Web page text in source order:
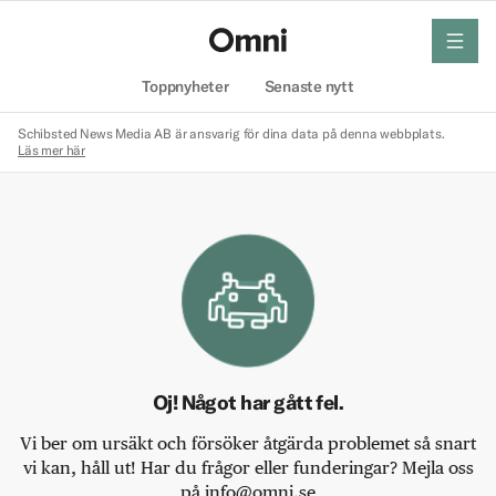
Toppnyheter Senaste nytt
meny
Schibsted News Media AB är ansvarig för dina data på denna webbplats.
Läs mer här
Oj! Något har gått fel.
Vi ber om ursäkt och försöker åtgärda problemet så snart
vi kan, håll ut! Har du frågor eller funderingar? Mejla oss